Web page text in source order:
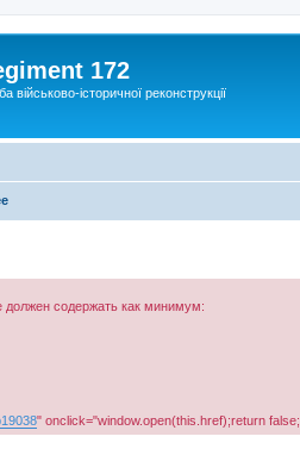
172
військово-історичної реконструкції
содержать как минимум:
" onclick="window.open(this.href);return false;